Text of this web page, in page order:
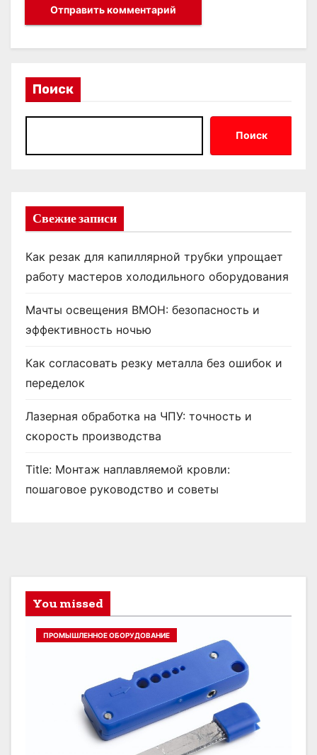
Поиск
Поиск
Свежие записи
Как резак для капиллярной трубки упрощает
работу мастеров холодильного оборудования
Мачты освещения ВМОН: безопасность и
эффективность ночью
Как согласовать резку металла без ошибок и
переделок
Лазерная обработка на ЧПУ: точность и
скорость производства
Title: Монтаж наплавляемой кровли:
пошаговое руководство и советы
You missed
ПРОМЫШЛЕННОЕ ОБОРУДОВАНИЕ